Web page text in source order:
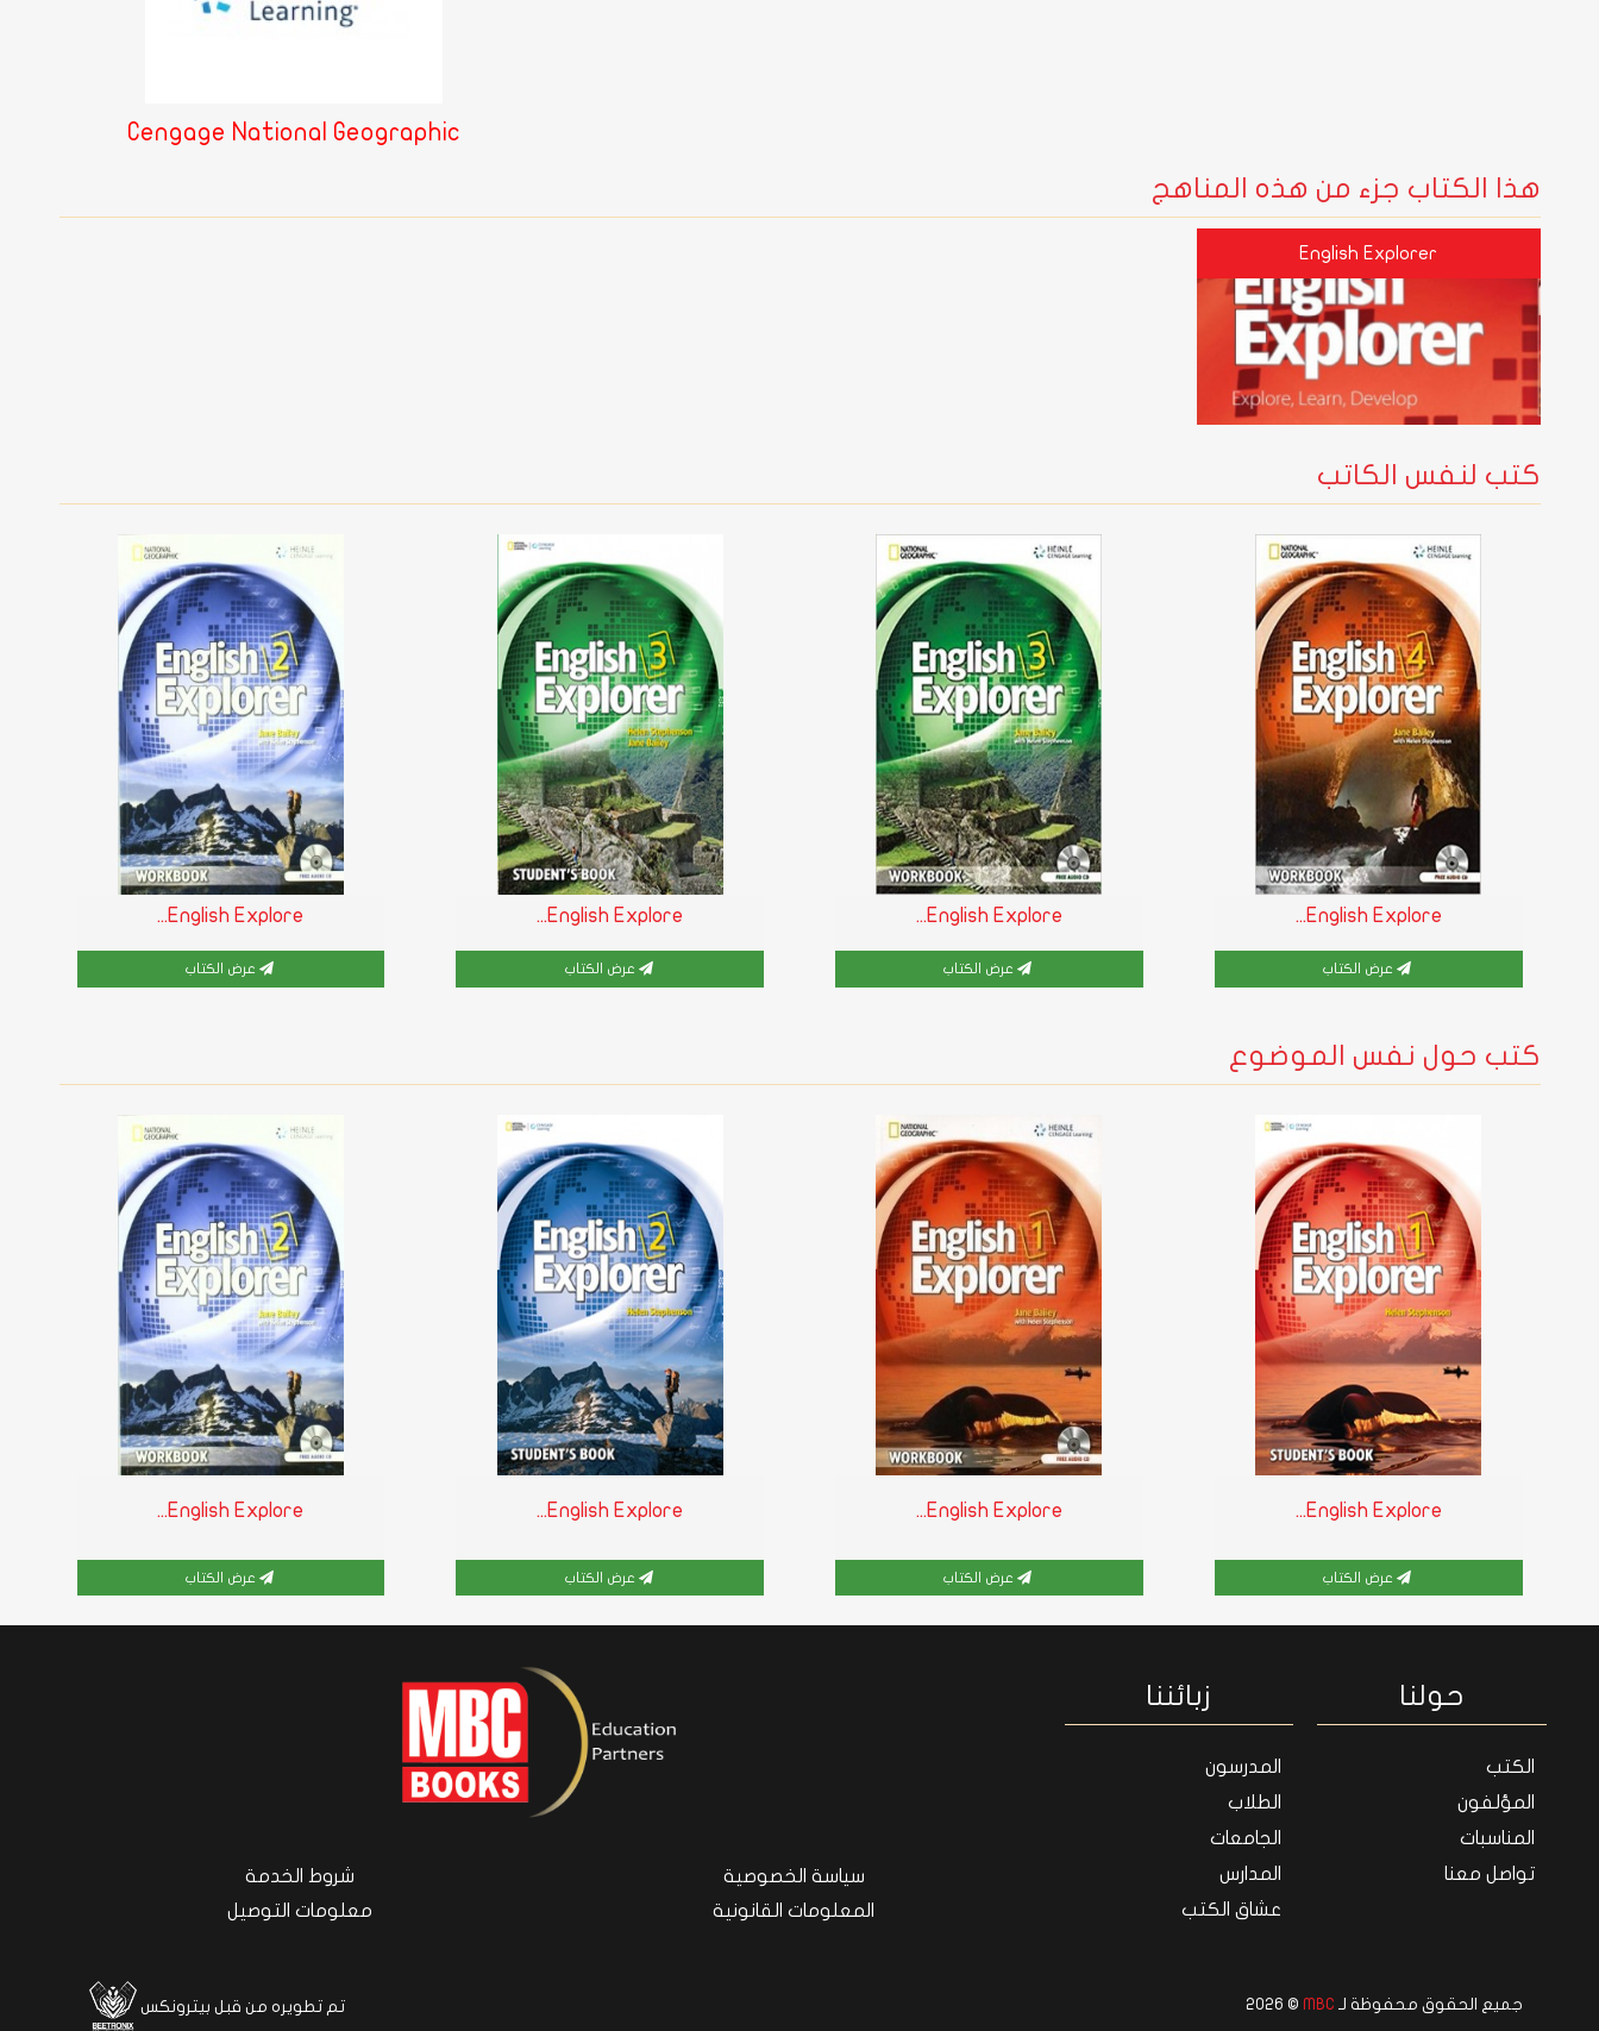
Cengage National Geographic
هذا الكتاب جزء من هذه المناهج
English Explorer
كتب لنفس الكاتب
English Explore...
عرض الكتاب
English Explore...
عرض الكتاب
English Explore...
عرض الكتاب
English Explore...
عرض الكتاب
كتب حول نفس الموضوع
English Explore...
عرض الكتاب
English Explore...
عرض الكتاب
English Explore...
عرض الكتاب
English Explore...
عرض الكتاب
حولنا
الكتب
المؤلفون
المناسبات
تواصل معنا
زبائننا
المدرسون
الطلاب
الجامعات
المدارس
عشاق الكتب
سياسة الخصوصية
المعلومات القانونية
شروط الخدمة
معلومات التوصيل
جميع الحقوق محفوظة لـ MBC
© 2026 تم تطويره من قبل بيترونكس